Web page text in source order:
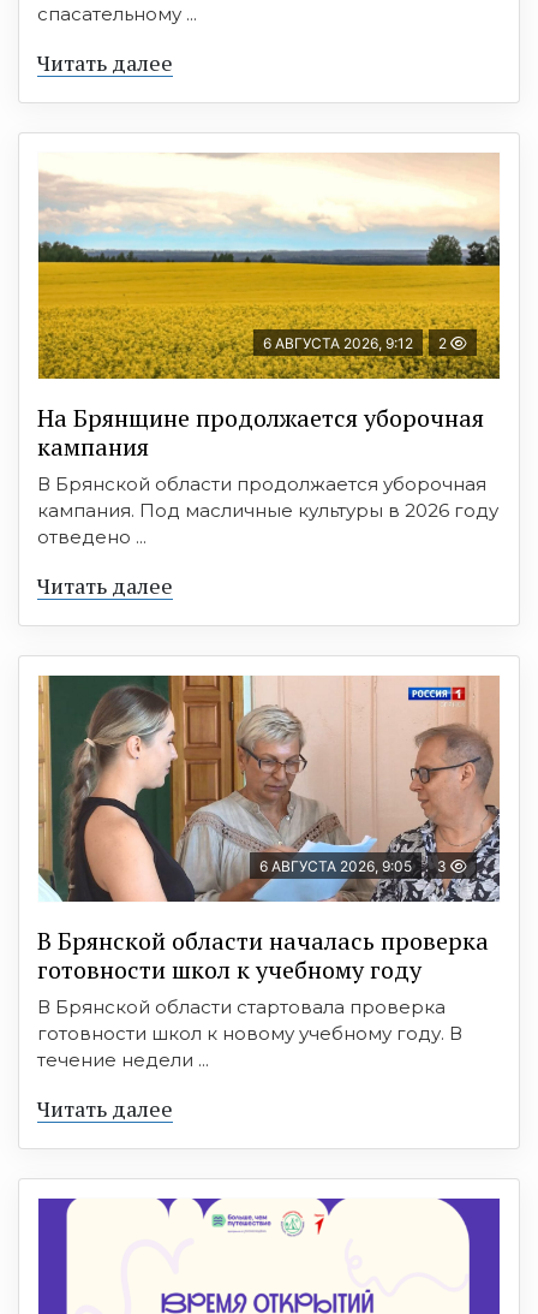
спасательному ...
Читать далее
6 АВГУСТА 2026, 9:12 2
На Брянщине продолжается уборочная
кампания
В Брянской области продолжается уборочная
кампания. Под масличные культуры в 2026 году
отведено ...
Читать далее
6 АВГУСТА 2026, 9:05 3
В Брянской области началась проверка
готовности школ к учебному году
В Брянской области стартовала проверка
готовности школ к новому учебному году. В
течение недели ...
Читать далее